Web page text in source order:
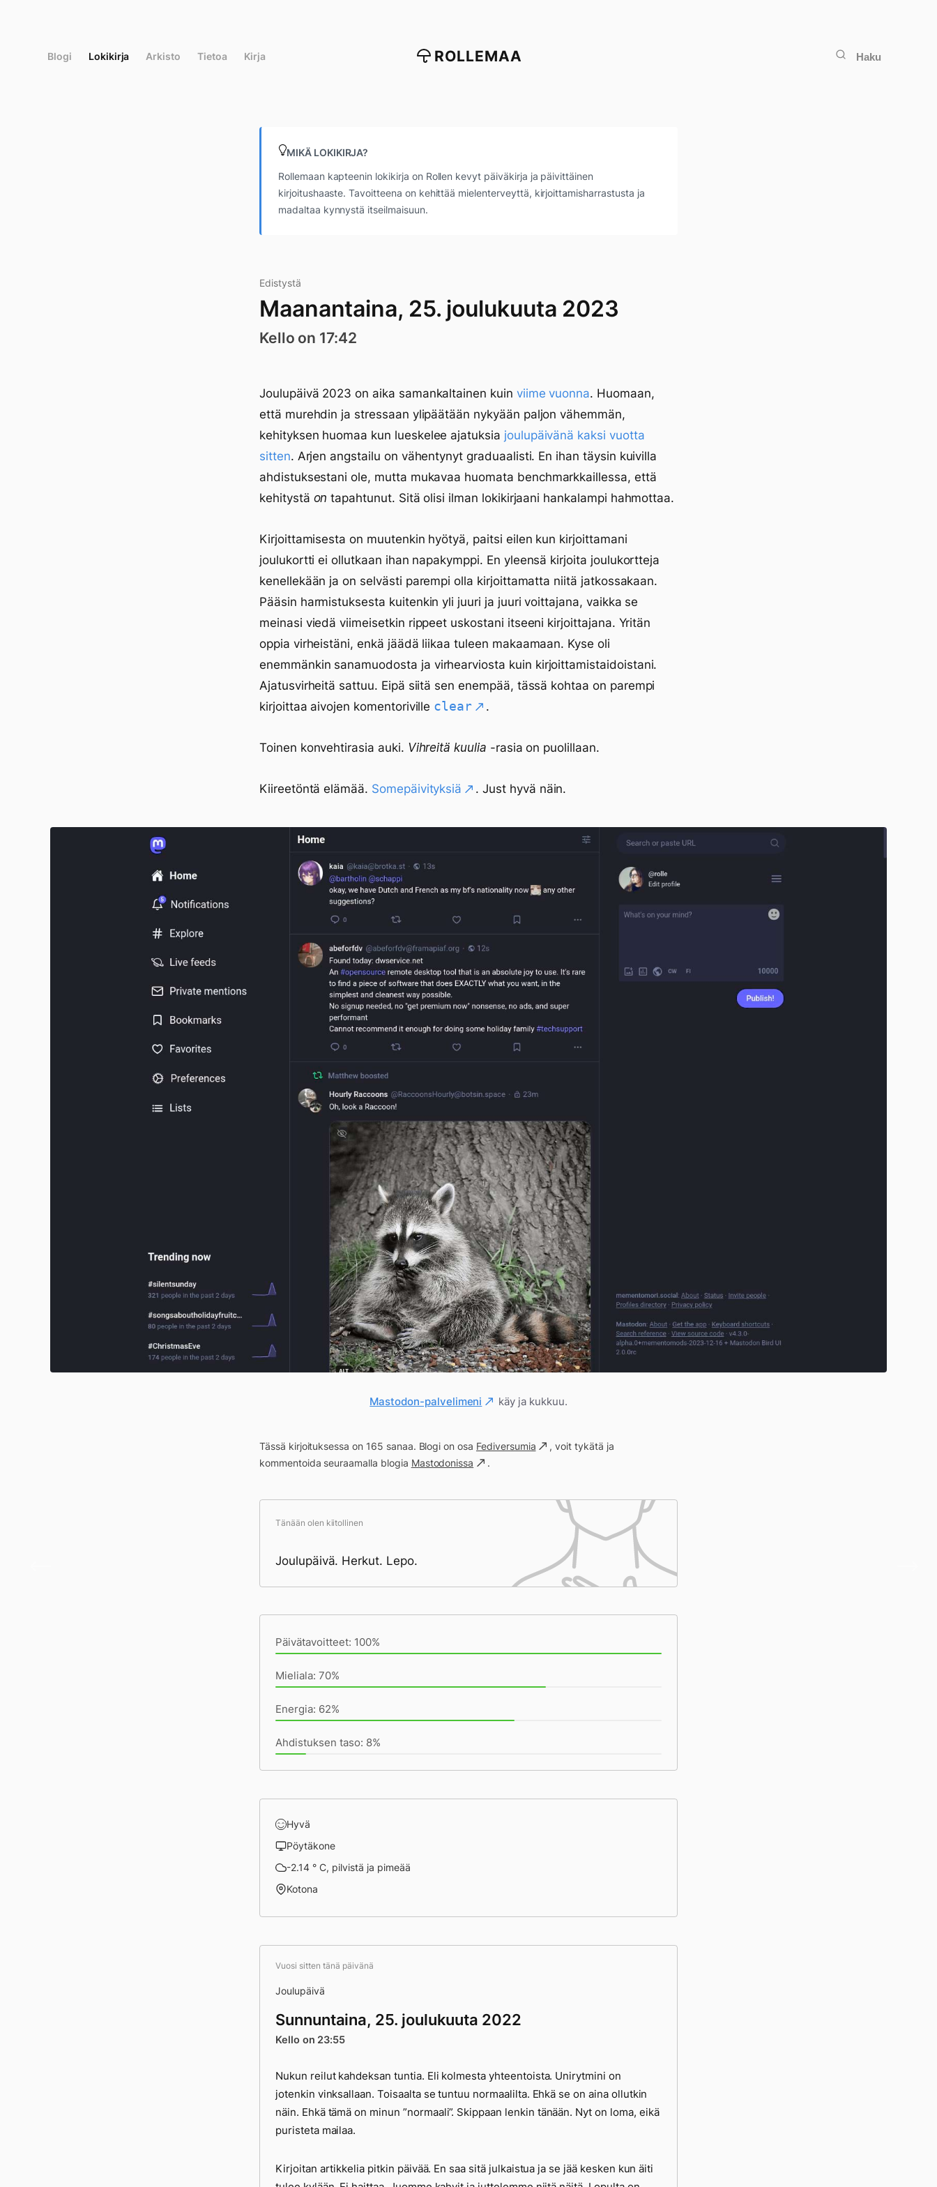
Blogi Lokikirja Arkisto Tietoa Kirja ROLLEMAA Haku
MIKÄ LOKIKIRJA?
Rollemaan kapteenin lokikirja on Rollen kevyt päiväkirja ja päivittäinen
kirjoitushaaste. Tavoitteena on kehittää mielenterveyttä, kirjoittamisharrastusta ja
madaltaa kynnystä itseilmaisuun.
Edistystä
Maanantaina, 25. joulukuuta 2023
Kello on 17:42
Joulupäivä 2023 on aika samankaltainen kuin viime vuonna. Huomaan,
että murehdin ja stressaan ylipäätään nykyään paljon vähemmän,
kehityksen huomaa kun lueskelee ajatuksia joulupäivänä kaksi vuotta
sitten. Arjen angstailu on vähentynyt graduaalisti. En ihan täysin kuivilla
ahdistuksestani ole, mutta mukavaa huomata benchmarkkaillessa, että
kehitystä on tapahtunut. Sitä olisi ilman lokikirjaani hankalampi hahmottaa.
Kirjoittamisesta on muutenkin hyötyä, paitsi eilen kun kirjoittamani
joulukortti ei ollutkaan ihan napakymppi. En yleensä kirjoita joulukortteja
kenellekään ja on selvästi parempi olla kirjoittamatta niitä jatkossakaan.
Pääsin harmistuksesta kuitenkin yli juuri ja juuri voittajana, vaikka se
meinasi viedä viimeisetkin rippeet uskostani itseeni kirjoittajana. Yritän
oppia virheistäni, enkä jäädä liikaa tuleen makaamaan. Kyse oli
enemmänkin sanamuodosta ja virhearviosta kuin kirjoittamistaidoistani.
Ajatusvirheitä sattuu. Eipä siitä sen enempää, tässä kohtaa on parempi
kirjoittaa aivojen komentoriville clear .
Toinen konvehtirasia auki. Vihreitä kuulia -rasia on puolillaan.
Kiireetöntä elämää. Somepäivityksiä . Just hyvä näin.
Mastodon-palvelimeni käy ja kukkuu.
Tässä kirjoituksessa on 165 sanaa. Blogi on osa Fediversumia
, voit tykätä ja
kommentoida seuraamalla blogia Mastodonissa .
Tänään olen kiitollinen
Joulupäivä. Herkut. Lepo.
Päivätavoitteet: 100%
Mieliala: 70%
Energia: 62%
Ahdistuksen taso: 8%
Hyvä
Pöytäkone
-2.14 ° C, pilvistä ja pimeää
Kotona
Vuosi sitten tänä päivänä
Joulupäivä
Sunnuntaina, 25. joulukuuta 2022
Kello on 23:55
Nukun reilut kahdeksan tuntia. Eli kolmesta yhteentoista. Unirytmini on
jotenkin vinksallaan. Toisaalta se tuntuu normaalilta. Ehkä se on aina ollutkin
näin. Ehkä tämä on minun ”normaali”. Skippaan lenkin tänään. Nyt on loma, eikä
puristeta mailaa.
Kirjoitan artikkelia pitkin päivää. En saa sitä julkaistua ja se jää kesken kun äiti
Morgul